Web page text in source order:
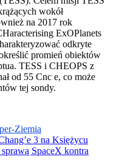
wokół
na 2017 rok
ExOPlanets
odkryte
promień obiektów
TESS i CHEOPS z
od 55 Cnc e, co może
tej sondy.
Ziemia
3 na Księżycu
SpaceX kontra